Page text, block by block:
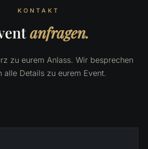
KONTAKT
anfragen.
zu eurem Anlass. Wir besprechen
alle Details zu eurem Event.